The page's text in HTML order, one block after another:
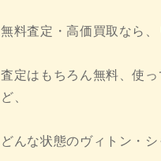
無料査定・高価買取なら
査定はもちろん無料、使
ど、
どんな状態のヴィトン・